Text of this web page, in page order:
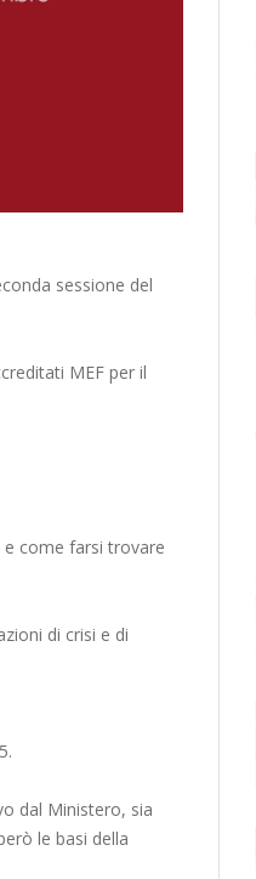
sessione del
MEF per il
e come farsi trovare
di crisi e di
dal Ministero, sia
le basi della